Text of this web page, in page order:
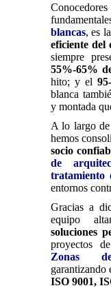
blancas, es
eficiente del
siempre
55%-65%
hito; y el
blanca
y montada
A lo largo de
hemos
socio
de
tratamiento
entornos
Gracias a
equipo
soluciones
proyectos
Zonas
garantizando
ISO 9001,